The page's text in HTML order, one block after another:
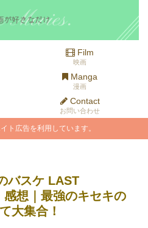
Film
映画
Manga
漫画
Contact
お問い合わせ
ト広告を利用しています。
バスケ LAST
想｜最強のキセキの
大集合！